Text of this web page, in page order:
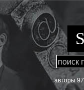
Перейти
к
основному
содержанию
aвторы